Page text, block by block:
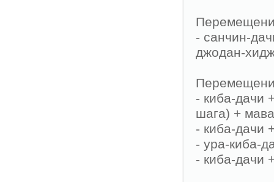
- санчин-
джодан-
- киба-дачи
шага) +
- киба-дачи
- ура-киба-
- киба-дачи